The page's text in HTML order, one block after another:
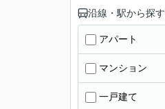
沿線・駅から探す
アパート
マンション
一戸建て